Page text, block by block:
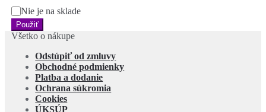
StavNie je na sklade
Použiť
Všetko o nákupe
Odstúpiť od zmluvy
Obchodné podmienky
Platba a dodanie
Ochrana súkromia
Cookies
ÚKSÚP